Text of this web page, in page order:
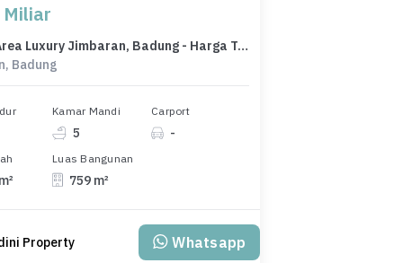
Miliar
Rumah Area Luxury Jimbaran, Badung - Harga Terbaik 17 Miliar
Badung
Kamar Mandi
5
Carport
-
Luas Bangunan
759 m²
Property Whatsapp